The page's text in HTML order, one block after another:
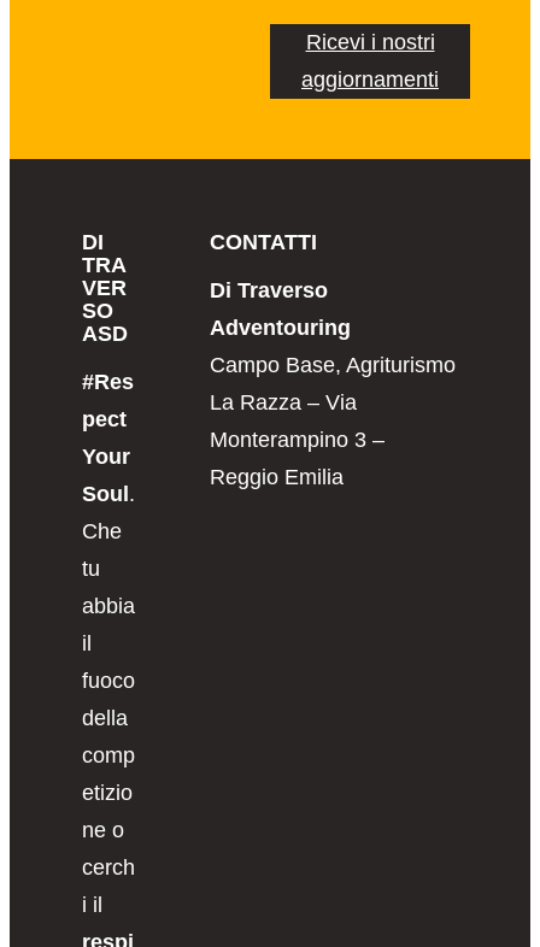
Ricevi i nostri
aggiornamenti
DI
TRA
VER
SO
ASD
#Res
pect
Your
Soul .
Che
tu
abbia
il
fuoco
della
comp
etizio
ne o
cerch
i il
CONTATTI
Di Traverso
Adventouring
Campo Base, Agriturismo
La Razza – Via
Monterampino 3 –
Reggio Emilia